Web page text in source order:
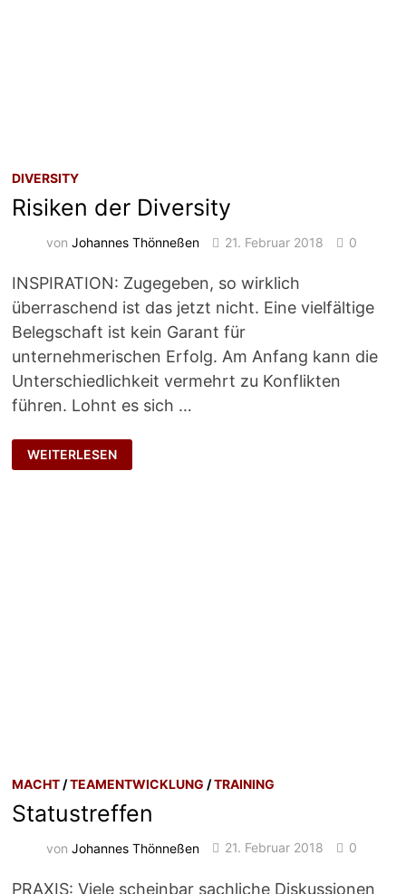
DIVERSITY
Risiken der Diversity
vonJohannes Thönneßen 21. Februar 2018 0
INSPIRATION: Zugegeben, so wirklich
überraschend ist das jetzt nicht. Eine vielfältige
Belegschaft ist kein Garant für
unternehmerischen Erfolg. Am Anfang kann die
Unterschiedlichkeit vermehrt zu Konflikten
führen. Lohnt es sich …
RISIKEN
DER
DIVERSITY
WEITERLESEN
MACHT /TEAMENTWICKLUNG /TRAINING
Statustreffen
vonJohannes Thönneßen 21. Februar 2018 0
PRAXIS: Viele scheinbar sachliche Diskussionen